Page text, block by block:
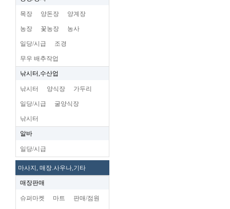
목장 양돈장 양계장
농장 꽃농장 농사
일당/시급 조경
무우 배추작업
낚시터,수산업
낚시터 양식장 가두리
일당/시급 굴양식장
낚시터
알바
일당/시급
마사지, 매장.사우나,기타
매장판매
슈퍼마켓 마트 판매/점원